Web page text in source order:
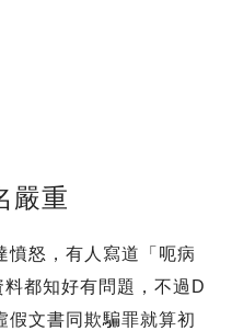
嚴重
憤怒，有人寫道「呃病
都知好有問題，不過D
假文書同欺騙罪就算初